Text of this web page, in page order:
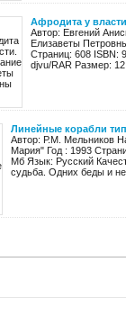
Афродита у
Автор: Евгений
Елизаветы
Страниц: 608 ISBN:
djvu/RAR Размер:
Линейные корабли
Автор: Р.М. Мельников
Мария" Год : 1993
Мб Язык: Русский
судьба. Одних беды и